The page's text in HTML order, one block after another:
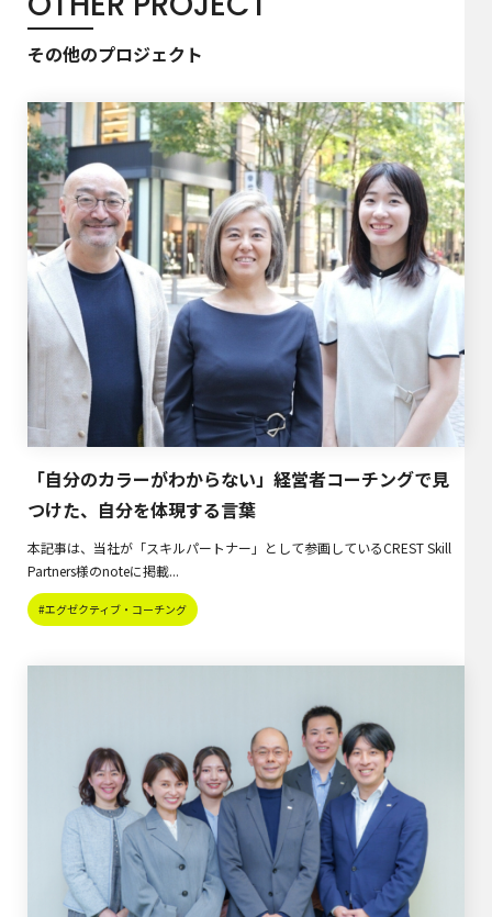
その他のプロジェクト
「自分のカラーがわからない」経営者コーチングで見
つけた、自分を体現する言葉
本記事は、当社が「スキルパートナー」として参画しているCREST Skill
Partners様のnoteに掲載...
#エグゼクティブ・コーチング